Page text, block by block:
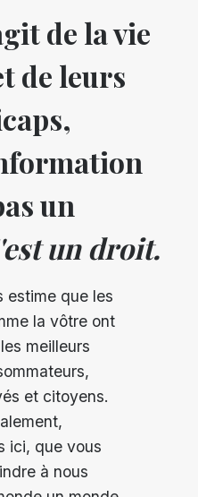
de la vie
de leurs
un
un droit.
estime que les
la vôtre ont
meilleurs
et citoyens.
ici, que vous
à nous